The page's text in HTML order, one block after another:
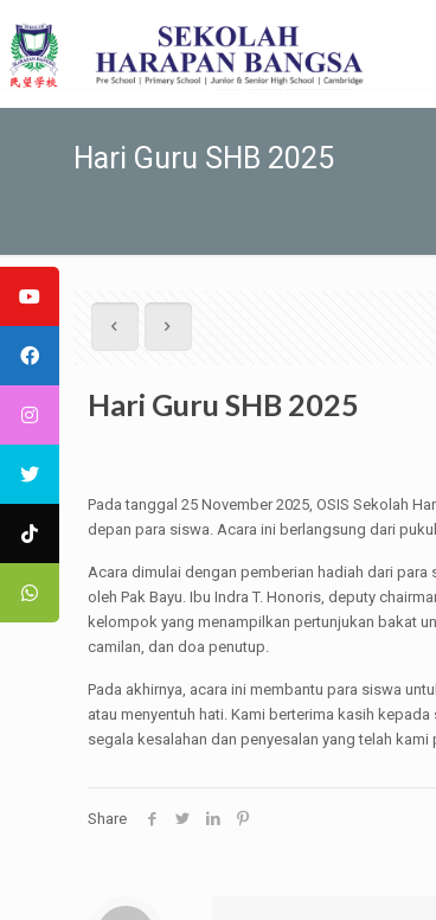
Hari Guru SHB 2025
Hari Guru SHB 2025
Pada tanggal 25 November 2025, OSIS Sekolah
depan para siswa. Acara ini berlangsung dari
Acara dimulai dengan pemberian hadiah dari
oleh Pak Bayu. Ibu Indra T. Honoris, deputy
kelompok yang menampilkan pertunjukan bakat
camilan, dan doa penutup.
Pada akhirnya, acara ini membantu para siswa
atau menyentuh hati. Kami berterima kasih
segala kesalahan dan penyesalan yang telah kami
Share